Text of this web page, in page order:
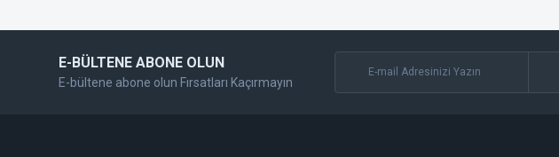
E-BÜLTENE ABONE OLUN
E-bültene abone olun Fırsatları Kaçırmayın